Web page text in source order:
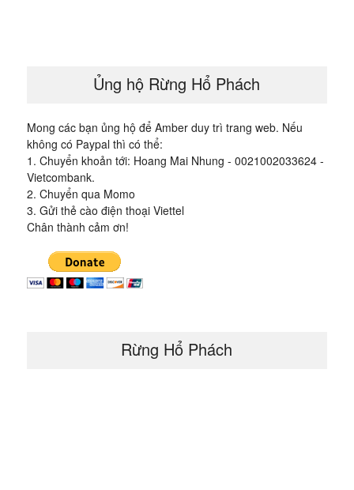
Ủng hộ Rừng Hổ Phách
Mong các bạn ủng hộ để Amber duy trì trang web. Nếu
không có Paypal thì có thể:
1. Chuyển khoản tới: Hoang Mai Nhung - 0021002033624 -
Vietcombank.
2. Chuyển qua Momo
3. Gửi thẻ cào điện thoại Viettel
Chân thành cảm ơn!
Rừng Hổ Phách